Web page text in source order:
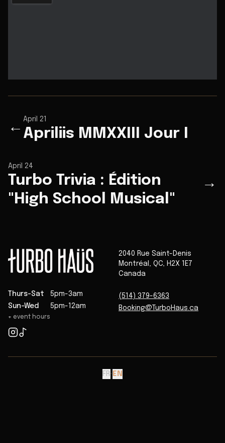
←
April 21
Apriliis MMXXIII Jour I
April 24
Turbo Trivia : Édition
"High School Musical"
→
Thurs-Sat
5pm-3am
Sun-Wed
5pm-12am
+ event hours
2040 Rue Saint-Denis
Montréal , QC, H2X 1E7
Canada
(514) 379-6363
Booking@TurboHaus.ca
FR · EN